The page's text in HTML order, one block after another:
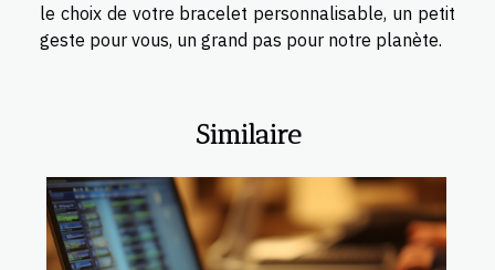
le choix de votre bracelet personnalisable, un petit
geste pour vous, un grand pas pour notre planète.
Similaire